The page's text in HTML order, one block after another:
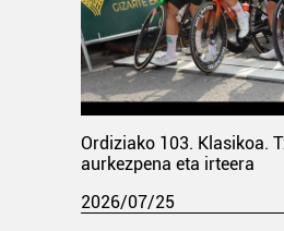
Ordiziako 103. Klasikoa.
aurkezpena eta irteera
2026/07/25